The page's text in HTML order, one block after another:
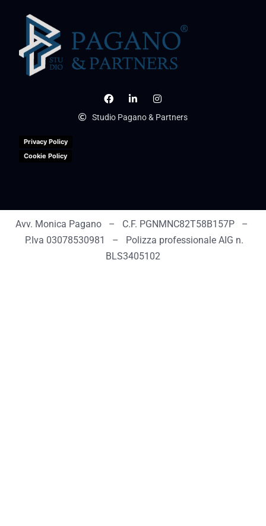
Studio Pagano & Partners
Privacy Policy
Cookie Policy
Avv. Monica Pagano – C.F. PGNMNC82T58B157P –
P.Iva 03078530981 – Polizza professionale AIG n.
BLS3405102